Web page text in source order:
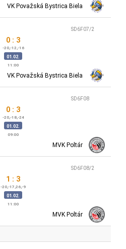
VK Považská Bystrica Biela
SD6F07/2
0 : 3
-20,-12,-16
01.02.
11:00
VK Považská Bystrica Biela
SD6F08
0 : 3
-20,-18,-24
01.02.
09:00
MVK Poltár
SD6F08/2
1 : 3
-20,-17,26,-9
01.02.
11:00
MVK Poltár